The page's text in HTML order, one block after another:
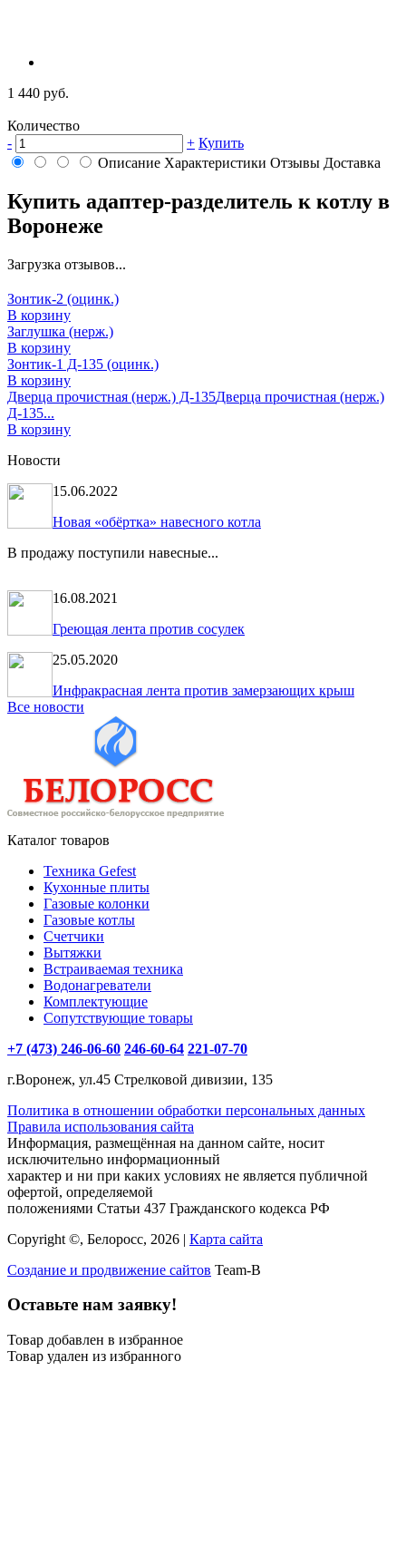
1 440 руб.
Количество
-
+ Купить
Описание Характеристики Отзывы Доставка
Купить адаптер-разделитель к котлу в
Воронеже
Загрузка отзывов...
Зонтик-2 (оцинк.)
В корзину
Заглушка (нерж.)
В корзину
Зонтик-1 Д-135 (оцинк.)
В корзину
Дверца прочистная (нерж.) Д-135Дверца прочистная (нерж.)
Д-135...
В корзину
Новости
15.06.2022
Новая «обёртка» навесного котла
В продажу поступили навесные...
16.08.2021
Греющая лента против сосулек
25.05.2020
Инфракрасная лента против замерзающих крыш
Все новости
Каталог товаров
Техника Gefest
Кухонные плиты
Газовые колонки
Газовые котлы
Счетчики
Вытяжки
Встраиваемая техника
Водонагреватели
Комплектующие
Сопутствующие товары
+7 (473) 246-06-60 246-60-64 221-07-70
г.Воронеж, ул.45 Стрелковой дивизии, 135
Политика в отношении обработки персональных данных
Правила использования сайта
Информация, размещённая на данном сайте, носит
исключительно информационный
характер и ни при каких условиях не является публичной
офертой, определяемой
положениями Статьи 437 Гражданского кодекса РФ
Copyright ©, Белоросс, 2026 | Карта сайта
Создание и продвижение сайтов Team-B
Оставьте нам заявку!
Товар добавлен в избранное
Товар удален из избранного